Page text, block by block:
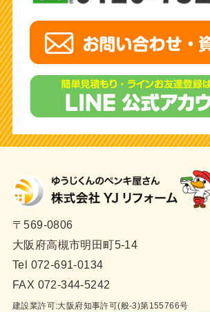
〒569-0806
大阪府高槻市明田町5-14
Tel 072-691-0134
FAX 072-344-5242
建設業許可:大阪府知事許可(般-3)第155766号